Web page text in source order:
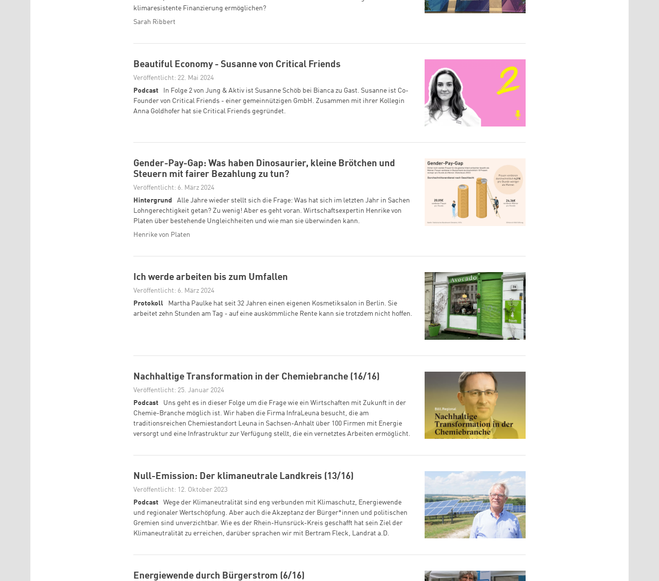
klimaresistente Finanzierung ermöglichen?
Sarah Ribbert
Beautiful Economy - Susanne von Critical Friends
Veröffentlicht: 22. Mai 2024
Podcast
In Folge 2 von Jung & Aktiv ist Susanne Schöb bei Bianca zu Gast. Susanne ist Co-
Founder von Critical Friends - einer gemeinnützigen GmbH. Zusammen mit ihrer Kollegin
Anna Goldhofer hat sie Critical Friends gegründet.
Gender-Pay-Gap: Was haben Dinosaurier, kleine Brötchen und
Steuern mit fairer Bezahlung zu tun?
Veröffentlicht: 6. März 2024
Hintergrund
Alle Jahre wieder stellt sich die Frage: Was hat sich im letzten Jahr in Sachen
Lohngerechtigkeit getan? Zu wenig! Aber es geht voran. Wirtschaftsexpertin Henrike von
Platen über bestehende Ungleichheiten und wie man sie überwinden kann.
Henrike von Platen
Ich werde arbeiten bis zum Umfallen
Veröffentlicht: 6. März 2024
Protokoll
Martha Paulke hat seit 32 Jahren einen eigenen Kosmetiksalon in Berlin. Sie
arbeitet zehn Stunden am Tag - auf eine auskömmliche Rente kann sie trotzdem nicht hoffen.
Nachhaltige Transformation in der Chemiebranche (16/16)
Veröffentlicht: 25. Januar 2024
Podcast
Uns geht es in dieser Folge um die Frage wie ein Wirtschaften mit Zukunft in der
Chemie-Branche möglich ist. Wir haben die Firma InfraLeuna besucht, die am
traditionsreichen Chemiestandort Leuna in Sachsen-Anhalt über 100 Firmen mit Energie
versorgt und eine Infrastruktur zur Verfügung stellt, die ein vernetztes Arbeiten ermöglicht.
Null-Emission: Der klimaneutrale Landkreis (13/16)
Veröffentlicht: 12. Oktober 2023
Podcast
Wege der Klimaneutralität sind eng verbunden mit Klimaschutz, Energiewende
und regionaler Wertschöpfung. Aber auch die Akzeptanz der Bürger*innen und politischen
Gremien sind unverzichtbar. Wie es der Rhein-Hunsrück-Kreis geschafft hat sein Ziel der
Klimaneutralität zu erreichen, darüber sprachen wir mit Bertram Fleck, Landrat a.D.
Energiewende durch Bürgerstrom (6/16)